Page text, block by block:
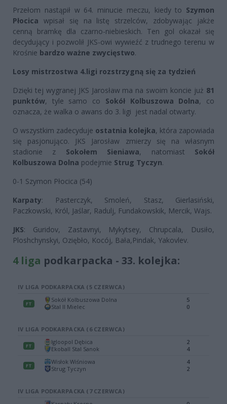
Przełom nastąpił w 64. minucie meczu, kiedy to Szymon
Płocica wpisał się na listę strzelców, zdobywając jakże
cenną bramkę dla czarno-niebieskich. Ten gol okazał się
decydujący i pozwolił JKS-owi wywieźć z trudnego terenu w
Krośnie bardzo ważne zwycięstwo.
Losy mistrzostwa 4.ligi rozstrzygną się za tydzień
Dzięki tej wygranej JKS Jarosław ma na swoim koncie już 81
punktów, tyle samo co Sokół Kolbuszowa Dolna, co
oznacza, że walka o awans do 3. ligi jest nadal otwarty.
O wszystkim zadecyduje ostatnia kolejka, która zapowiada
się pasjonująco. JKS Jarosław zmierzy się na własnym
stadionie z Sokołem Sieniawa, natomiast Sokół
Kolbuszowa Dolna podejmie Strug Tyczyn.
0-1 Szymon Płocica (54)
Karpaty: Pasterczyk, Smoleń, Stasz, Gierlasiński,
Paczkowski, Król, Jaślar, Radulj, Fundakowskik, Mercik, Wajs.
JKS: Guridov, Zastavnyi, Mykytsey, Chrupcala, Dusiło,
Ploshchynskyi, Oziębło, Kocój, Bała,Pindak, Yakovlev.
4 liga podkarpacka - 33. kolejka: